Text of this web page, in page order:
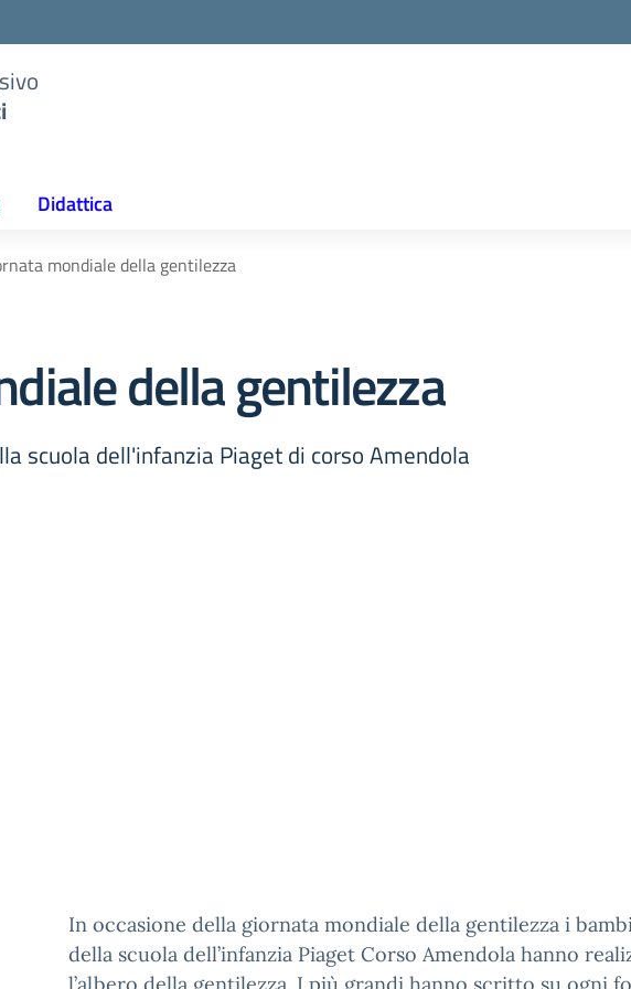
Didattica
mondiale della gentilezza
della gentilezza
scuola dell'infanzia Piaget di corso Amendola
In occasione della giornata mondiale della gentilezza i
della scuola dell’infanzia Piaget Corso Amendola hanno